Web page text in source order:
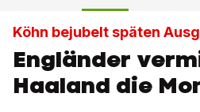
Köhn bejubelt späten
Engländer
Haaland die